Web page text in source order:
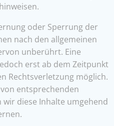
oder Sperrung der
nach den allgemeinen
unberührt. Eine
erst ab dem Zeitpunkt
Rechtsverletzung möglich.
entsprechenden
diese Inhalte umgehend